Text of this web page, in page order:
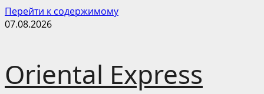
Перейти к содержимому
07.08.2026
Oriental Express